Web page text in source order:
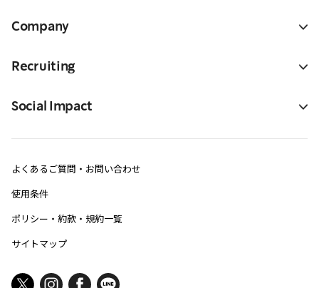
Company
Recruiting
Social Impact
よくあるご質問・お問い合わせ
使用条件
ポリシー・約款・規約一覧
サイトマップ